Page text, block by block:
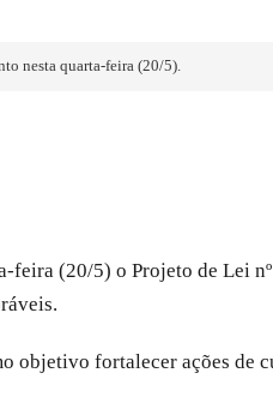
nesta quarta-feira (20/5).
(20/5) o Projeto de Lei
fortalecer ações de